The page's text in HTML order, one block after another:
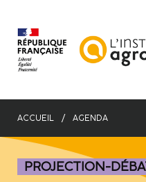
contenu
principal
ACCUEIL AGENDA
PROJECTION-